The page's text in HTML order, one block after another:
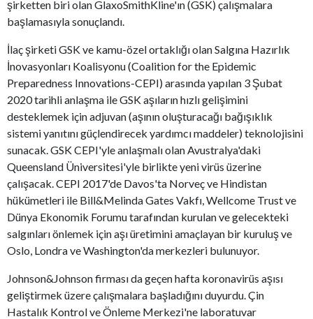
şirketten biri olan GlaxoSmithKline'ın (GSK) çalışmalara
başlamasıyla sonuçlandı.
İlaç şirketi GSK ve kamu-özel ortaklığı olan Salgına Hazırlık
İnovasyonları Koalisyonu (Coalition for the Epidemic
Preparedness Innovations-CEPI) arasında yapılan 3 Şubat
2020 tarihli anlaşma ile GSK aşıların hızlı gelişimini
desteklemek için adjuvan (aşının oluşturacağı bağışıklık
sistemi yanıtını güçlendirecek yardımcı maddeler) teknolojisini
sunacak. GSK CEPI'yle anlaşmalı olan Avustralya'daki
Queensland Üniversitesi'yle birlikte yeni virüs üzerine
çalışacak. CEPI 2017'de Davos'ta Norveç ve Hindistan
hükümetleri ile Bill&Melinda Gates Vakfı, Wellcome Trust ve
Dünya Ekonomik Forumu tarafından kurulan ve gelecekteki
salgınları önlemek için aşı üretimini amaçlayan bir kuruluş ve
Oslo, Londra ve Washington'da merkezleri bulunuyor.
Johnson&Johnson firması da geçen hafta koronavirüs aşısı
geliştirmek üzere çalışmalara başladığını duyurdu. Çin
Hastalık Kontrol ve Önleme Merkezi'ne laboratuvar